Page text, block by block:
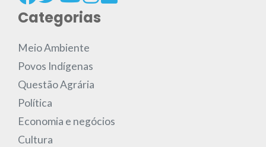
Categorias
Meio Ambiente
Povos Indígenas
Questão Agrária
Política
Economia e negócios
Cultura